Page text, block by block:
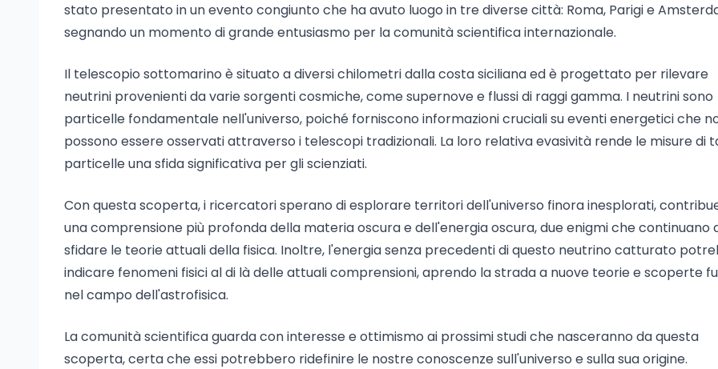
stato presentato in un evento congiunto che ha avuto luogo in tre diverse città: Roma, Parigi e
segnando un momento di grande entusiasmo per la comunità scientifica internazionale.
Il telescopio sottomarino è situato a diversi chilometri dalla costa siciliana ed è progettato per rilevare
neutrini provenienti da varie sorgenti cosmiche, come supernove e flussi di raggi gamma. I neutrini sono
particelle fondamentale nell'universo, poiché forniscono informazioni cruciali su eventi energetici che
possono essere osservati attraverso i telescopi tradizionali. La loro relativa evasività rende le misure di
particelle una sfida significativa per gli scienziati.
Con questa scoperta, i ricercatori sperano di esplorare territori dell'universo finora inesplorati,
una comprensione più profonda della materia oscura e dell'energia oscura, due enigmi che continuano
sfidare le teorie attuali della fisica. Inoltre, l'energia senza precedenti di questo neutrino catturato
indicare fenomeni fisici al di là delle attuali comprensioni, aprendo la strada a nuove teorie e scoperte
nel campo dell'astrofisica.
La comunità scientifica guarda con interesse e ottimismo ai prossimi studi che nasceranno da questa
scoperta, certa che essi potrebbero ridefinire le nostre conoscenze sull'universo e sulla sua origine.